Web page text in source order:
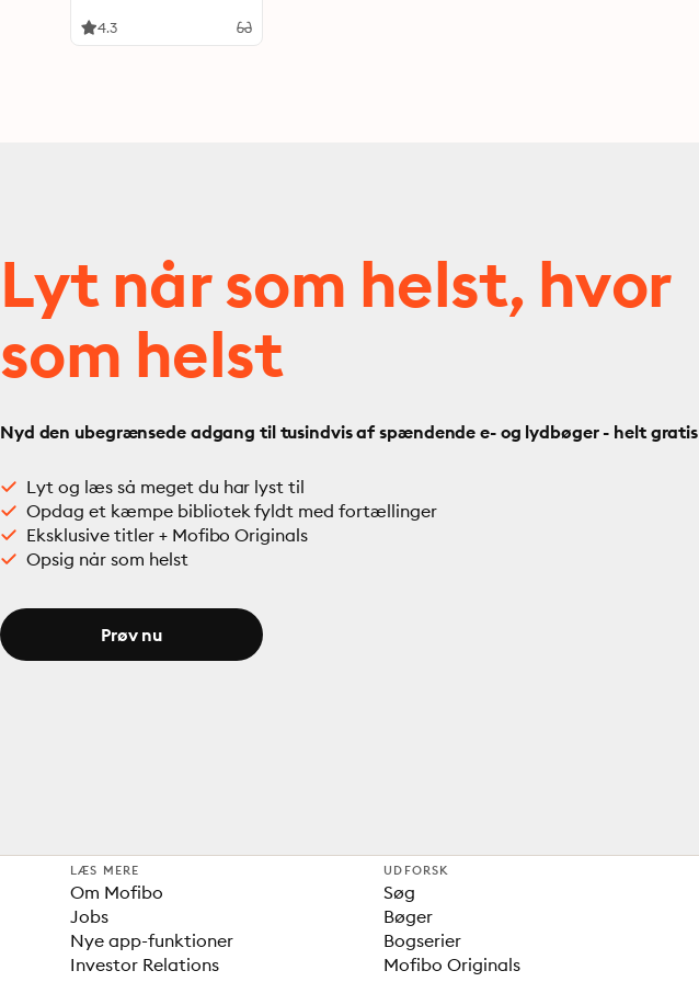
4.3
Lyt når som helst, hvor
som helst
Nyd den ubegrænsede adgang til tusindvis af spændende e- og lydbøger - helt gratis
Lyt og læs så meget du har lyst til
Opdag et kæmpe bibliotek fyldt med fortællinger
Eksklusive titler + Mofibo Originals
Opsig når som helst
Prøv nu
LÆS MERE
Om Mofibo
Jobs
Nye app-funktioner
Investor Relations
UDFORSK
Søg
Bøger
Bogserier
Mofibo Originals